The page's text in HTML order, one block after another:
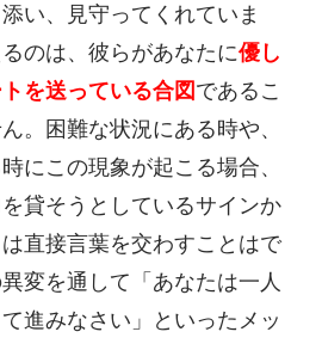
い、見守ってくれていま
のは、彼らがあなたに優し
を送っている合図 であるこ
。困難な状況にある時や、
にこの現象が起こる場合、
貸そうとしているサインか
直接言葉を交わすことはで
変を通して「あなたは一人
進みなさい」といったメッ